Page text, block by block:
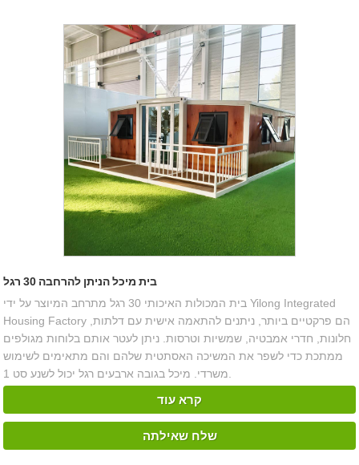
בית מיכל הניתן להרחבה 30 רגל
בית המכולות האיכותי 30 רגל מתרחב המיוצר על ידי Yilong Integrated
Housing Factory הם פרקטיים ביותר, ניתנים להתאמה אישית עם דלתות,
חלונות, חדרי אמבטיה, שמשיות וטרסות. ניתן לעטר אותם בלוחות מגולפים
ממתכת כדי לשפר את המשיכה האסתטית שלהם והם מתאימים לשימוש
קרא עוד
שלח שאילתה